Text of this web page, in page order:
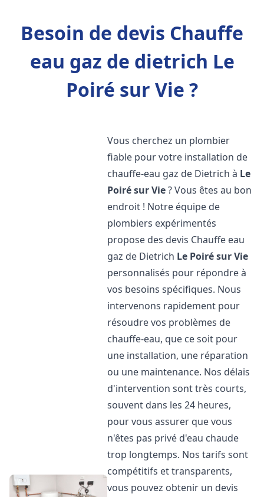
Besoin de devis Chauffe
eau gaz de dietrich Le
Poiré sur Vie ?
Vous cherchez un plombier
fiable pour votre installation de
chauffe-eau gaz de Dietrich à Le
Poiré sur Vie? Vous êtes au bon
endroit ! Notre équipe de
plombiers expérimentés
propose des devis Chauffe eau
gaz de Dietrich Le Poiré sur Vie
personnalisés pour répondre à
vos besoins spécifiques. Nous
intervenons rapidement pour
résoudre vos problèmes de
chauffe-eau, que ce soit pour
une installation, une réparation
ou une maintenance. Nos délais
d'intervention sont très courts,
souvent dans les 24 heures,
pour vous assurer que vous
n'êtes pas privé d'eau chaude
trop longtemps. Nos tarifs sont
compétitifs et transparents,
vous pouvez obtenir un devis